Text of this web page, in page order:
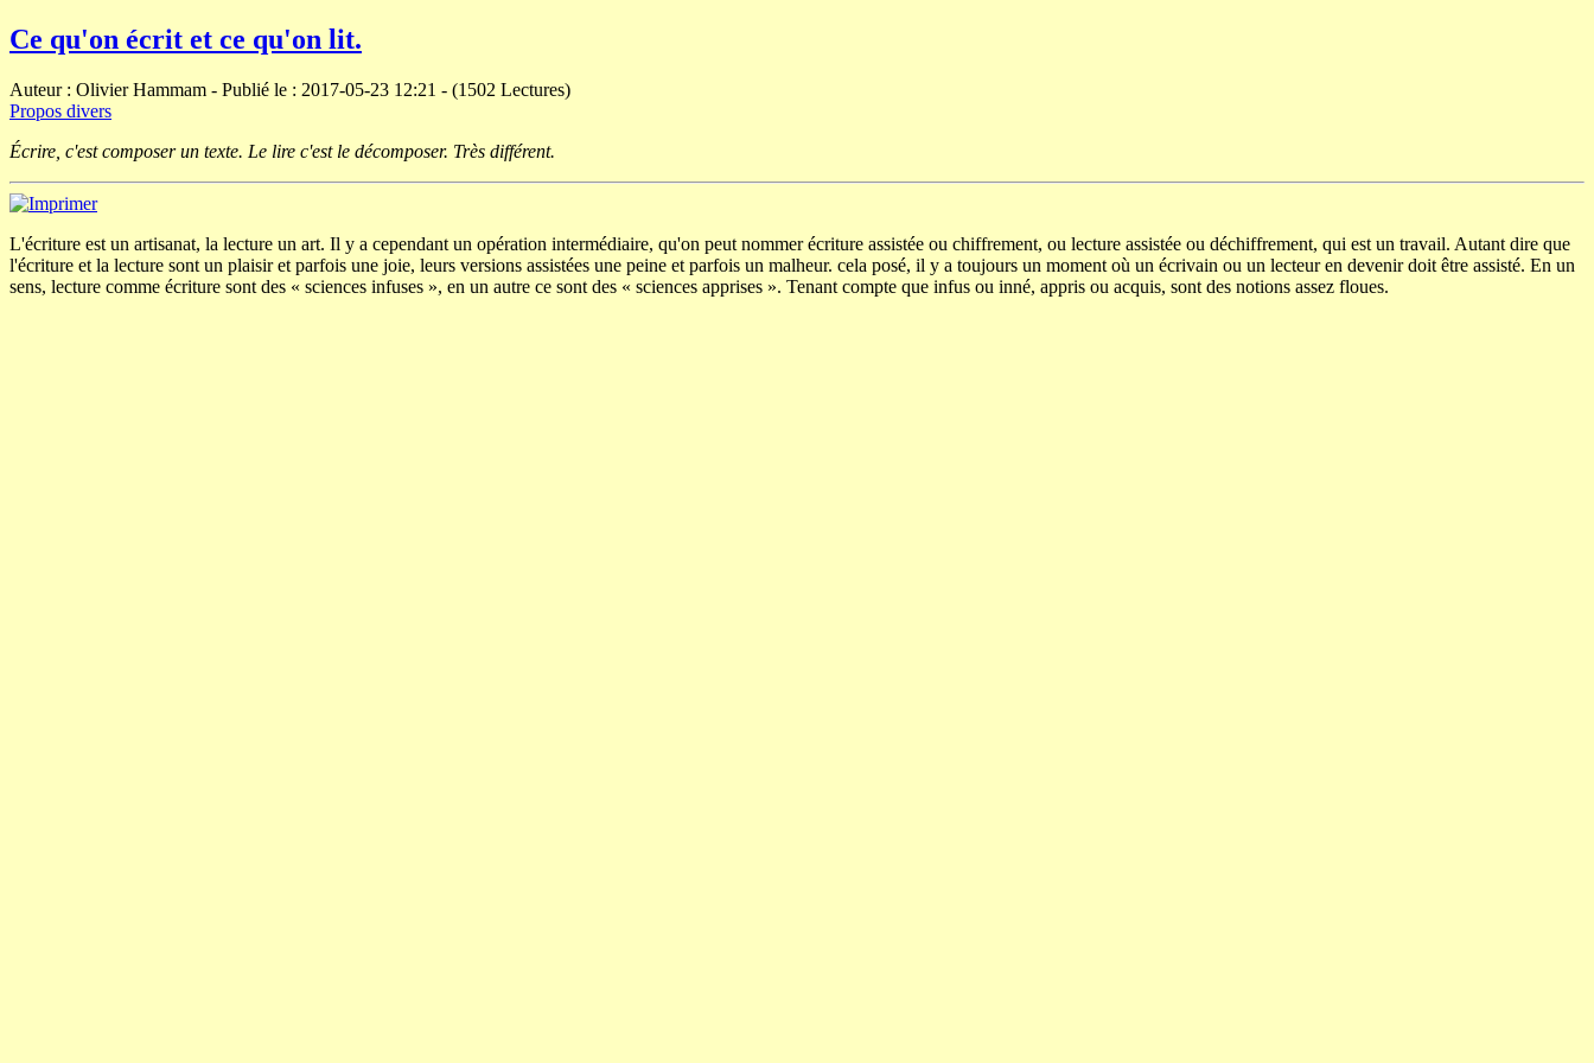
Ce qu'on écrit et ce qu'on lit.
Auteur : Olivier Hammam - Publié le : 2017-05-23 12:21 - (1502 Lectures)
Propos divers
Écrire, c'est composer un texte. Le lire c'est le décomposer. Très différent.
L'écriture est un artisanat, la lecture un art. Il y a cependant un opération intermédiaire, qu'on peut nommer écriture assistée ou chiffrement, ou lecture assistée ou déchiffrement, qui est un travail. Autant dire que
l'écriture et la lecture sont un plaisir et parfois une joie, leurs versions assistées une peine et parfois un malheur. cela posé, il y a toujours un moment où un écrivain ou un lecteur en devenir doit être assisté. En un
sens, lecture comme écriture sont des « sciences infuses », en un autre ce sont des « sciences apprises ». Tenant compte que infus ou inné, appris ou acquis, sont des notions assez floues.